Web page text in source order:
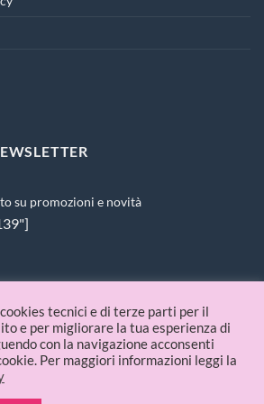
su promozioni e novità
tecnici e di terze parti per il
e per migliorare la tua esperienza di
con la navigazione acconsenti
Per maggiori informazioni leggi la